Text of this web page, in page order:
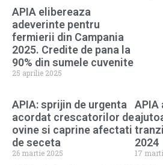
APIA elibereaza
adeverinte pentru
fermierii din Campania
2025. Credite de pana la
90% din sumele cuvenite
25 aprilie 2025
APIA: sprijin de urgenta
acordat crescatorilor de
ovine si caprine afectati
de seceta
26 martie 2025
APIA
2024
17